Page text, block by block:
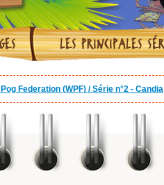
LES PRINCIPALES
Federation (WPF) / Série n°2 - Candia